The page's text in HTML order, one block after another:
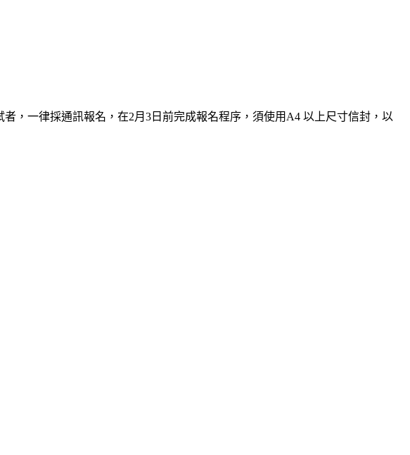
，一律採通訊報名，在2月3日前完成報名程序，須使用A4 以上尺寸信封，以